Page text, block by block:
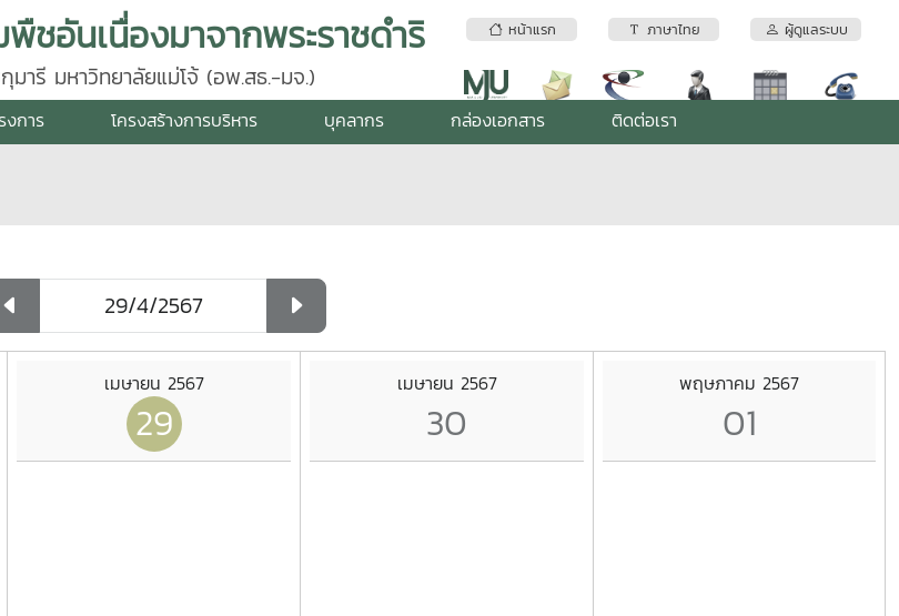
หน้าแรก ภาษาไทย ผู้ดูแลระบบ
ชอันเนื่องมาจากพระราชดำริ
มารี มหาวิทยาลัยแม่โจ้ (อพ.สธ.-มจ.)
งการ โครงสร้างการบริหาร บุคลากร กล่องเอกสาร ติดต่อเรา
เมษายน 2567
29
เมษายน 2567
30
พฤษภาคม 2567
01